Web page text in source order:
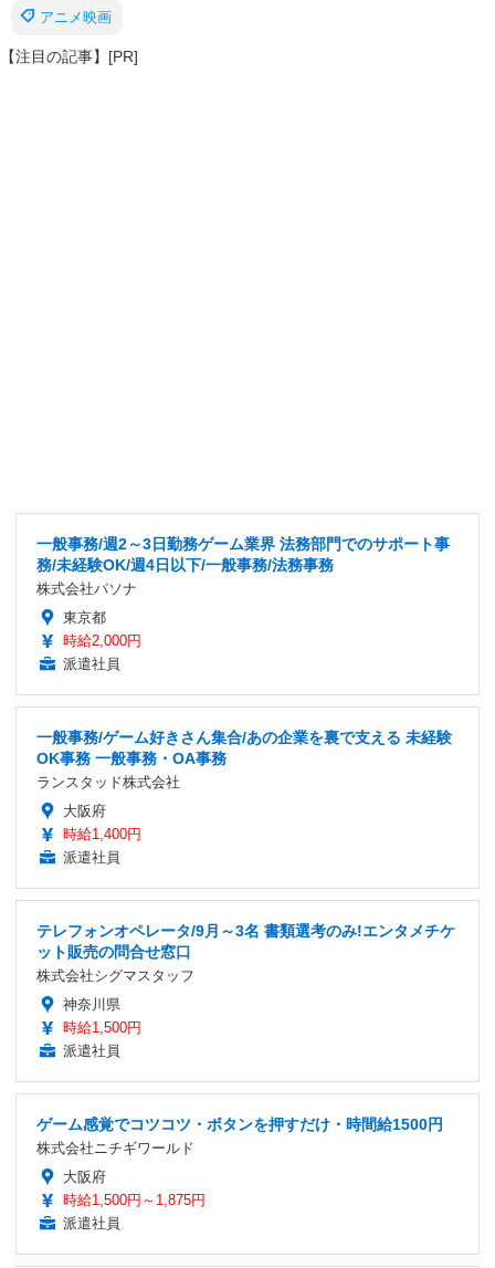
アニメ映画
【注目の記事】[PR]
一般事務/週2～3日勤務ゲーム業界 法務部門でのサポート事
務/未経験OK/週4日以下/一般事務/法務事務
株式会社パソナ
東京都
時給2,000円
派遣社員
一般事務/ゲーム好きさん集合/あの企業を裏で支える 未経験
OK事務 一般事務・OA事務
ランスタッド株式会社
大阪府
時給1,400円
派遣社員
テレフォンオペレータ/9月～3名 書類選考のみ!エンタメチケ
ット販売の問合せ窓口
株式会社シグマスタッフ
神奈川県
時給1,500円
派遣社員
ゲーム感覚でコツコツ・ボタンを押すだけ・時間給1500円
株式会社ニチギワールド
大阪府
時給1,500円～1,875円
派遣社員